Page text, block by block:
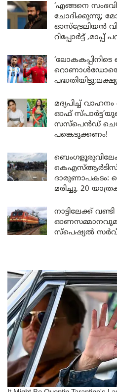
‘എങ്ങനെ
ചോദിക്കുന്നു;
ഓസ്ട്രേലിയൻ
റിപ്പോർട്ട്
മദ്യപിച്ച്
ഓഫ്
സസ്പെൻഡ്
പങ്കെടുക്കണം!
ദാരുണാപകടം:
മരിച്ചു, 20
നാട്ടിലേക്ക്
സ്പെഷ്യൽ